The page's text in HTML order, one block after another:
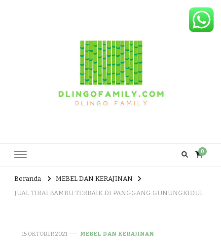
0
Beranda
MEBEL DAN KERAJINAN
JUAL TIRAI BAMBU TERBAIK DI PANGGANG GUNUNGKIDUL
15 OKTOBER 2021 MEBEL DAN KERAJINAN